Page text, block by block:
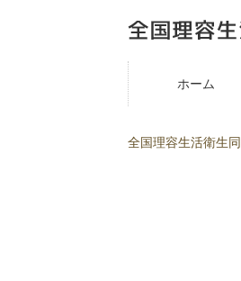
ホーム
全国理容生活衛生